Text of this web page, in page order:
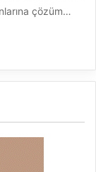
çözüm…